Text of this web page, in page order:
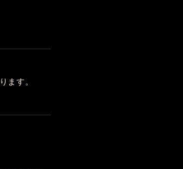
ます。